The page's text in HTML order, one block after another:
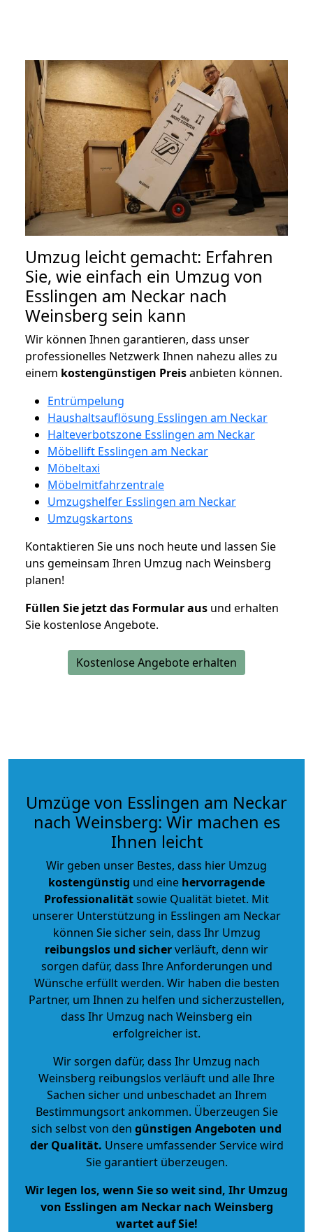
Umzug leicht gemacht: Erfahren
Sie, wie einfach ein Umzug von
Esslingen am Neckar nach
Weinsberg sein kann
Wir können Ihnen garantieren, dass unser
professionelles Netzwerk Ihnen nahezu alles zu
einem kostengünstigen Preisanbieten können.
Entrümpelung
Haushaltsauflösung Esslingen am Neckar
Halteverbotszone Esslingen am Neckar
Möbellift Esslingen am Neckar
Möbeltaxi
Möbelmitfahrzentrale
Umzugshelfer Esslingen am Neckar
Umzugskartons
Kontaktieren Sie uns noch heute und lassen Sie
uns gemeinsam Ihren Umzug nach Weinsberg
planen!
Füllen Sie jetzt das Formular aus und erhalten
Sie kostenlose Angebote.
Kostenlose Angebote erhalten
Umzüge von Esslingen am Neckar
nach Weinsberg: Wir machen es
Ihnen leicht
Wir geben unser Bestes, dass hier Umzug
kostengünstig und eine hervorragende
Professionalitätsowie Qualität bietet. Mit
unserer Unterstützung in Esslingen am Neckar
können Sie sicher sein, dass Ihr Umzug
reibungslos und sicherverläuft, denn wir
sorgen dafür, dass Ihre Anforderungen und
Wünsche erfüllt werden. Wir haben die besten
Partner, um Ihnen zu helfen und sicherzustellen,
dass Ihr Umzug nach Weinsberg ein
erfolgreicher ist.
Wir sorgen dafür, dass Ihr Umzug nach
Weinsberg reibungslos verläuft und alle Ihre
Sachen sicher und unbeschadet an Ihrem
Bestimmungsort ankommen. Überzeugen Sie
sich selbst von den günstigen Angeboten und
der Qualität. Unsere umfassender Service wird
Sie garantiert überzeugen.
Wir legen los, wenn Sie so weit sind, Ihr Umzug
von Esslingen am Neckar nach Weinsberg
wartet auf Sie!